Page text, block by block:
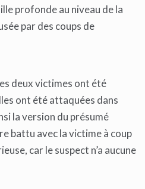
profonde au niveau de la
par des coups de
deux victimes ont été
ont été attaquées dans
la version du présumé
battu avec la victime à coup
car le suspect n’a aucune